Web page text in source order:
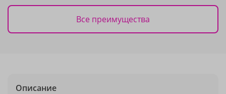
Все преимущества
Описание